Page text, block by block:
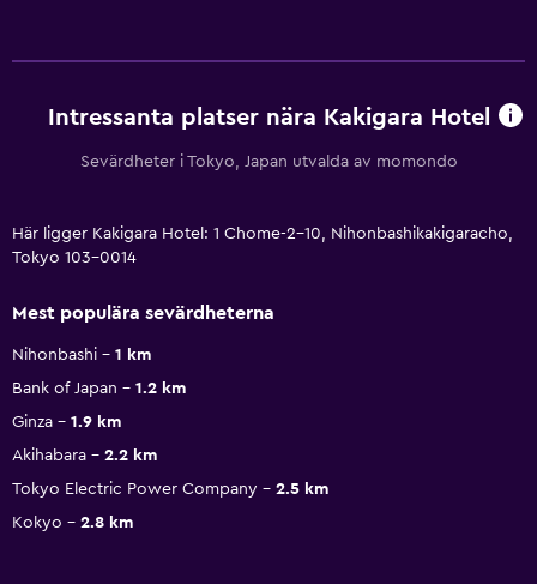
Intressanta platser nära Kakigara Hotel
Sevärdheter i Tokyo, Japan utvalda av momondo
Här ligger Kakigara Hotel: 1 Chome-2-10, Nihonbashikakigaracho,
Tokyo 103-0014
Mest populära sevärdheterna
Nihonbashi
1 km
Bank of Japan
1.2 km
Ginza
1.9 km
Akihabara
2.2 km
Tokyo Electric Power Company
2.5 km
Kokyo
2.8 km